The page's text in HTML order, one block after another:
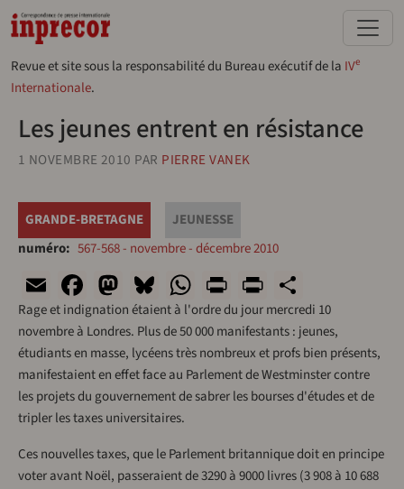
Aller au contenu principal
Revue et site sous la responsabilité du Bureau exécutif de la IVe
Internationale.
Les jeunes entrent en résistance
1 NOVEMBRE 2010 PAR PIERRE VANEK
GRANDE-BRETAGNE
JEUNESSE
numéro
567-568 - novembre - décembre 2010
EmailFacebook
Mastodon
Bluesky
WhatsApp
Print
Rage et indignation étaient à l'ordre du jour mercredi 10
novembre à Londres. Plus de 50 000 manifestants : jeunes,
étudiants en masse, lycéens très nombreux et profs bien présents,
manifestaient en effet face au Parlement de Westminster contre
les projets du gouvernement de sabrer les bourses d'études et de
tripler les taxes universitaires.
Ces nouvelles taxes, que le Parlement britannique doit en principe
voter avant Noël, passeraient de 3290 à 9000 livres (3 908 à 10 688